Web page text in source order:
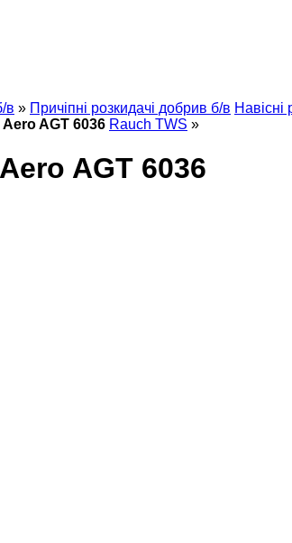
в » Причіпні розкидачі добрив б/в Навісні
AGT 6036 Rauch TWS »
AGT 6036